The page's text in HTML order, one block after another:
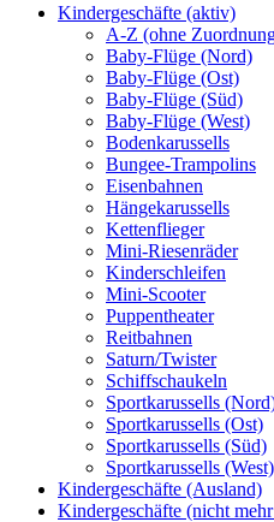
Kindergeschäfte (aktiv)
A-Z (ohne
Baby-Flüge (Nord)
Baby-Flüge (Ost)
Baby-Flüge (Süd)
Baby-Flüge (West)
Bodenkarussells
Bungee-Trampolins
Eisenbahnen
Hängekarussells
Kettenflieger
Mini-Riesenräder
Kinderschleifen
Mini-Scooter
Puppentheater
Reitbahnen
Saturn/Twister
Schiffschaukeln
Sportkarussells
Sportkarussells (Ost)
Sportkarussells (Süd)
Sportkarussells (West)
Kindergeschäfte (Ausland)
Kindergeschäfte (nicht